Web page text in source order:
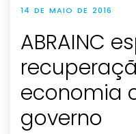
14 DE MAIO DE 2016
ABRAINC
economia
governo